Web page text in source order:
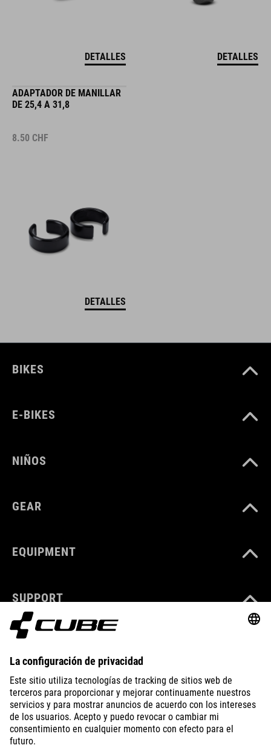
DETALLES DETALLES
ADAPTADOR DE MANILLAR
DE 25,4 A 31,8
8.50 CHF
DETALLES
BIKES
E-BIKES
NIÑOS
GEAR
EQUIPMENT
SUPPORT
ABOUT US
EXPLORE